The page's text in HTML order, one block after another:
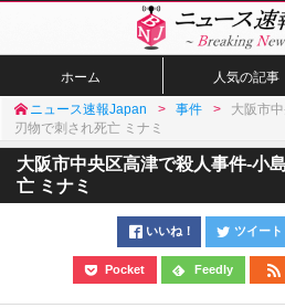
ホーム 人気の記事
ニュース速報Japan 事件
大阪市
刃物で刺され死亡 ミナミ
大阪市中央区高津で殺人事件-小
亡 ミナミ
いいね！ ツイート
Pocket Feedly